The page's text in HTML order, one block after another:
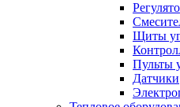
Щиты
Пульты
Датчики